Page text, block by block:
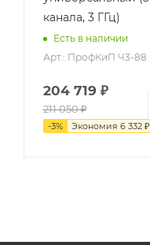
канала, 3 ГГц)
Есть в наличии
Арт.: ПрофКиП Ч3-88
204 719 ₽
211 050₽
-3% Экономия 6 332₽